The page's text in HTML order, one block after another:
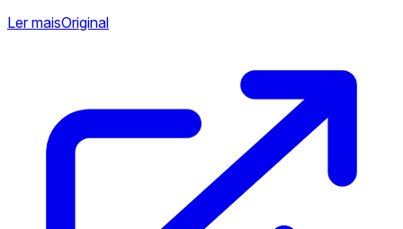
Ler maisOriginal